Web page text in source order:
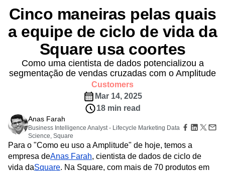
Agentes de IA
Amplitude MCP
Análise de agente
Insights
Análise de produto
Análise de marketing
Insights sobre zonas
Ação
Guias e pesquisas
Experimentação de recursos
Experimentação web
Gerenciamento de recursos
Ativação
Soluções
Setor
Serviços financeiros
B2B
Cuidados de saúde
Caso de uso
Aquisição
Retenção
Monetização
Equipe
Recursos
Aprenda
Blog
Biblioteca de recursos
Glossário
Hub Explorar
Conectar
Comunidade
Eventos
Clientes
Login Sign Up
Amplitude Agent Analytics
Amplitude Analytics
Amplitude Audiences
Amplitude Community
Amplitude Feature Experimentation
Amplitude Full Platform
Amplitude Guides and Surveys
Amplitude Heatmaps
Amplitude Made Easy
Amplitude Session Replay
Amplitude Web Experimentation
Amplitude on Amplitude
Behavioral Analytics
Benchmarks
Churn Analysis
Cohort Analysis
Collaboration
Consolidation
Conversion
Customer Experience
Customer Lifetime Value
Customer Support
DEI
Cinco maneiras pelas quais
a equipe de ciclo de vida da
Square usa coortes
Como uma cientista de dados potencializou a
segmentação de vendas cruzadas com o Amplitude
Customers
Mar 14, 2025
18 min read
Anas Farah
Business Intelligence Analyst - Lifecycle Marketing Data
Science, Square
Para o "Como eu uso a Amplitude" de hoje, temos a
empresa deAnas Farah, cientista de dados de ciclo de
vida daSquare. Na Square, com mais de 70 produtos em